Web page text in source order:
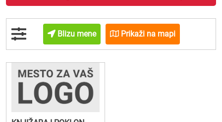
Blizu mene Prikaži na mapi